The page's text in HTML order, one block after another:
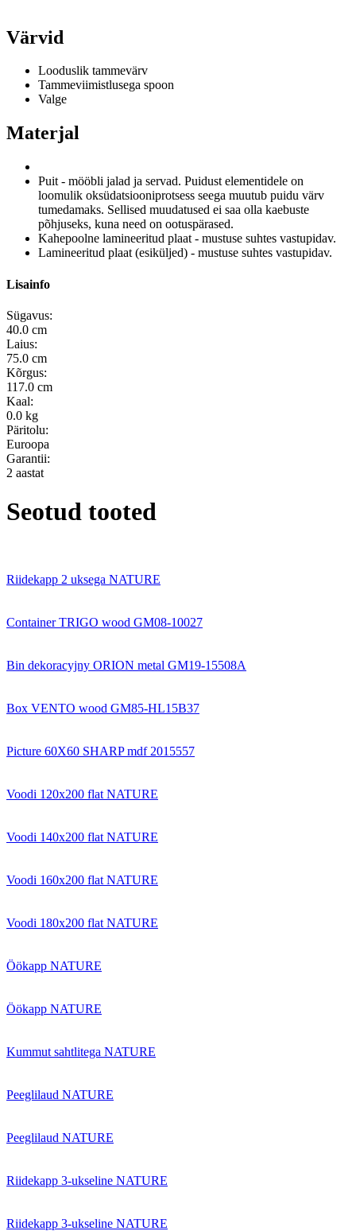
Värvid
Looduslik tammevärv
Tammeviimistlusega spoon
Valge
Materjal
Puit - mööbli jalad ja servad. Puidust elementidele on
loomulik oksüdatsiooniprotsess seega muutub puidu värv
tumedamaks. Sellised muudatused ei saa olla kaebuste
põhjuseks, kuna need on ootuspärased.
Kahepoolne lamineeritud plaat - mustuse suhtes vastupidav.
Lamineeritud plaat (esiküljed) - mustuse suhtes vastupidav.
Lisainfo
Sügavus:
40.0 cm
Laius:
75.0 cm
Kõrgus:
117.0 cm
Kaal:
0.0 kg
Päritolu:
Euroopa
Garantii:
2 aastat
Seotud tooted
Riidekapp 2 uksega NATURE
Container TRIGO wood GM08-10027
Bin dekoracyjny ORION metal GM19-15508A
Box VENTO wood GM85-HL15B37
Picture 60X60 SHARP mdf 2015557
Voodi 120x200 flat NATURE
Voodi 140x200 flat NATURE
Voodi 160x200 flat NATURE
Voodi 180x200 flat NATURE
Öökapp NATURE
Öökapp NATURE
Kummut sahtlitega NATURE
Peeglilaud NATURE
Peeglilaud NATURE
Riidekapp 3-ukseline NATURE
Riidekapp 3-ukseline NATURE